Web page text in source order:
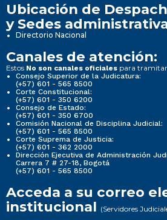
Ubicación de
y Sedes
Directorio Nacional
Canales de atención:
Estos No son canales oficiales para tramitar
Consejo Superior de la Judicatura:
(+57) 601 - 565 8500
Corte Constitucional:
(+57) 601 - 350 6200
Consejo de Estado:
(+57) 601 - 350 6700
Comisión Nacional de Disciplina Judicial:
(+57) 601 - 565 8500
Corte Suprema de Justicia:
(+57) 601 - 362 2000
Dirección Ejecutiva de Administración
Carrera 7 # 27-18, Bogotá
(+57) 601 - 565 8500
Acceda a su correo
institucional (Servidores